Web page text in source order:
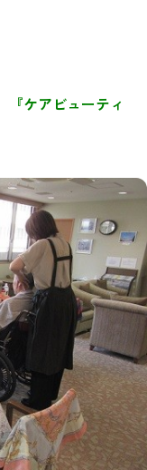
『ケアビューティ